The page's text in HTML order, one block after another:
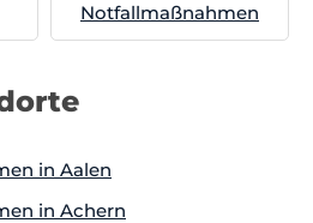
Notfallmaßnahmen
in Aalen
in Achern